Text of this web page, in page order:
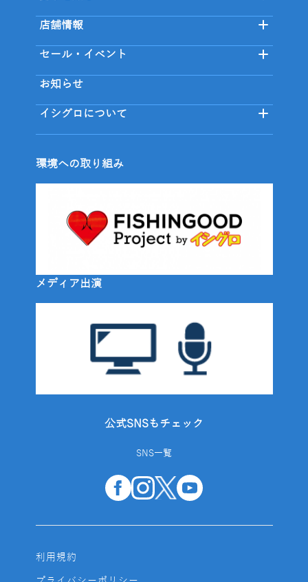
店舗情報
セール・イベント
お知らせ
イシグロについて
環境への取り組み
メディア出演
公式SNSもチェック
SNS一覧
利用規約